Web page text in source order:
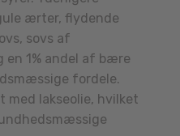
ærter, flydende
sovs af
1% andel af bære
fordele.
med lakseolie, hvilket